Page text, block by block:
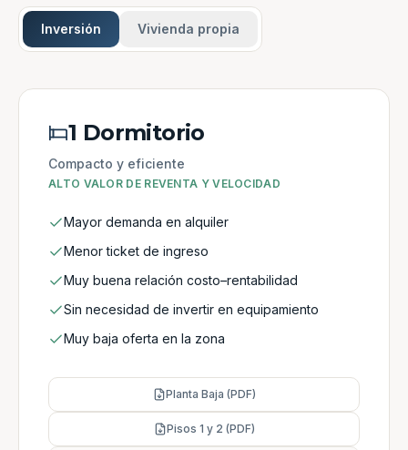
Inversión Vivienda propia
1 Dormitorio
Compacto y eficiente
ALTO VALOR DE REVENTA Y VELOCIDAD
Mayor demanda en alquiler
Menor ticket de ingreso
Muy buena relación costo–rentabilidad
Sin necesidad de invertir en equipamiento
Muy baja oferta en la zona
Planta Baja (PDF)
Pisos 1 y 2 (PDF)